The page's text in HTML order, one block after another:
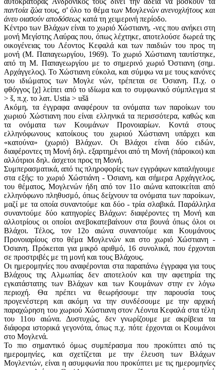
παντοία ζώατους, σ' όλο το θέμα των Μογλενώνανενοχλήτους και
άνευ οιασούν αποδόσεως κατά τη χειμερινή περίοδο.
Κέντρο των Βλάχων είναι το χωριό Χώστιανη, -νες που ανήκει στη
μονή Μεγίστης Λαύρας που, όπως λέχτηκε, αποτελούσε δωρεά της
οικογένειας του Λέοντος Κεφαλά και των παιδιών του προς τη
μονή (Μ. Παπαγεωργίου, 1969). Το χωριό Χώστιανη ταυτίστηκε,
από τη Μ. Παπαγεωργίου με το σημερινό χωριό Όστιανη (σημ.
Αρχάγγελος). Το Χώστιανη εύκολα, και σύμφω να με τους κανόνες
του ιδιώματος των Μογλε νών, τρέπεται σε Όσιανη. Π.χ. ο
φθόγγος [χ] λείπει από το ιδίωμα και το συμφωνικό σύμπλεγμα st
> š, π.χ. το λατ. Ustia > ušă
Ακόμη, τα έγγραφα αναφέρουν τα ονόματα των παροίκων του
χωριού Χώστιανη που είναι ελληνικά τα περισσότερα, καθώς και
τα ονόματα των Κουμάνων Προνοιαρίων. Κοντά στους
ελληνόφωνους κατοίκους του χωριού Χώστιανη υπάρχει και
«κατούνα» (χωριό) Βλάχων. Οι Βλάχοι είναι δύο ειδών,
διαφέροντες τη Μονή δηλ. εξαρτημένοι από τη Μονή (πάροικοι) και
αλλότριοι δηλ. άσχετοι προς τη Μονή.
Συμπερασματικά, από τις πληροφορίες των εγγράφων καταλήγουμε
στα εξής: το χωριό Χώστιάνη - Όσιανη, και σήμερα Αρχάγγελος,
του θέματος, Μογλενών ήδη από τον 11ο αιώνα κατοικείται από
ελληνόφωνο πληθυσμό, όπως δείχνουν τα ονόματα των παροίκων,
μαζί με τα οποία συναντούμε και δύο - τρία σλαβικά. Παράλληλα
συναντούμε δύο κατηγορίες Βλάχων: διαφέροντες τη Μονή και
αλλοτρίους οι οποίοι ανεβοκατεβαίνουν στα βουνά όπως όλοι οι
Βλάχοι. Τέλος, τον 12ο αιώνα συναντούμε και Κουμάνους
Προνοιαρίους στο θέμα Μογλενών και στο χωριό Χώστιανη -
Όσιανη. Πρόκειται για μικρό αριθμό, 16 συνολικά, που έρχονται
σε προστριβές με τη μονή και τους Βλάχους.
Οι ημερομηνίες που αναφέρονται στα παραπάνω έγγραφα για τους
Βλάχους της Αλμωπίας δεν αποτελούν και την αφετηρία της
εγκατάστατης των Βλάχων και των Κουμάνων στην εν λόγω
περιοχή. Θα πρέπει να θεωρήσουμε την παρουσία τους
προγενέστερη και ακόμη να την συνδέσουμε με την αρχική
παραχώρηση του χωριού Χώστιανη στον Λέοντα Κεφαλά στα τέλη
του 11ου αιώνα. Δυστυχώς, δεν γνωρίζουμε με ακρίβεια τα
διάφορα ιστορικά γεγονότα, όπως π.χ. πότε έρχονται οι Κουμάνοι
στο Μογλενά.
Το πιο σημαντικό όμως συμπέρασμα που προκύπτει από τις
ημερομηνίες, και σχετίζεται με την έλευση των Βλάχων
Μογλεντών, είναι η ασυμφωνία που προκύπτει με τις ημερομηνίες